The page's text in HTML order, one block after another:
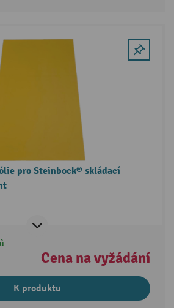
pro Steinbock® skládací
Cena na vyžádání
K produktu